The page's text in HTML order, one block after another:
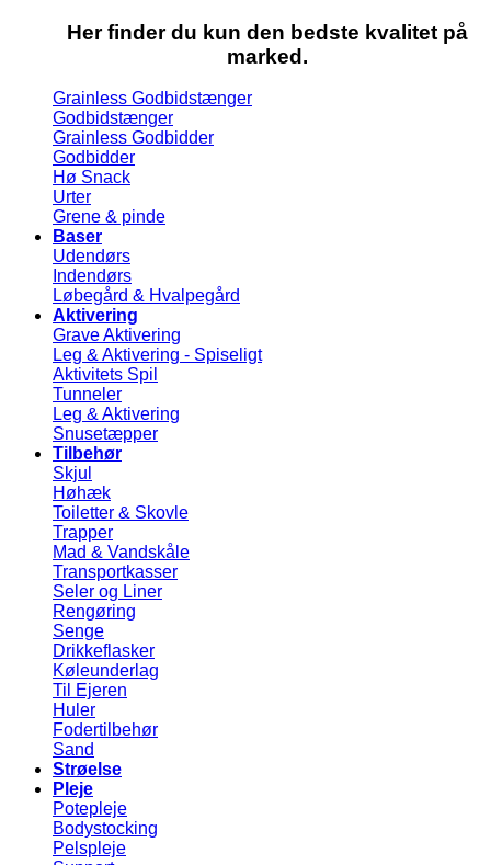
Her finder du kun den bedste kvalitet på
marked.
Grainless Godbidstænger
Godbidstænger
Grainless Godbidder
Godbidder
Hø Snack
Urter
Grene & pinde
Baser
Udendørs
Indendørs
Løbegård & Hvalpegård
Aktivering
Grave Aktivering
Leg & Aktivering - Spiseligt
Aktivitets Spil
Tunneler
Leg & Aktivering
Snusetæpper
Tilbehør
Skjul
Høhæk
Toiletter & Skovle
Trapper
Mad & Vandskåle
Transportkasser
Seler og Liner
Rengøring
Senge
Drikkeflasker
Køleunderlag
Til Ejeren
Huler
Fodertilbehør
Sand
Strøelse
Pleje
Potepleje
Bodystocking
Pelspleje